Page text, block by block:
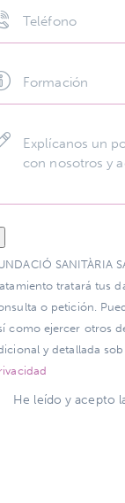
SANITÀRIA
tratará tus
o petición.
como ejercer otros
y detallada
He leído y acepto